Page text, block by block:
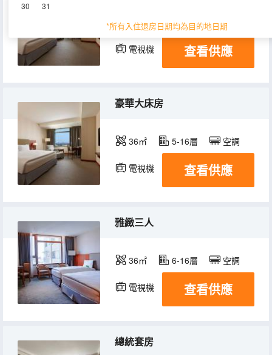
30 31
*所有入住退房日期均為目的地日期
33㎡ 5-16層 空調
電視機 冰箱
查看供應
豪華大床房
36㎡ 5-16層 空調
電視機 冰箱
查看供應
雅緻三人
36㎡ 6-16層 空調
電視機 冰箱
查看供應
總統套房